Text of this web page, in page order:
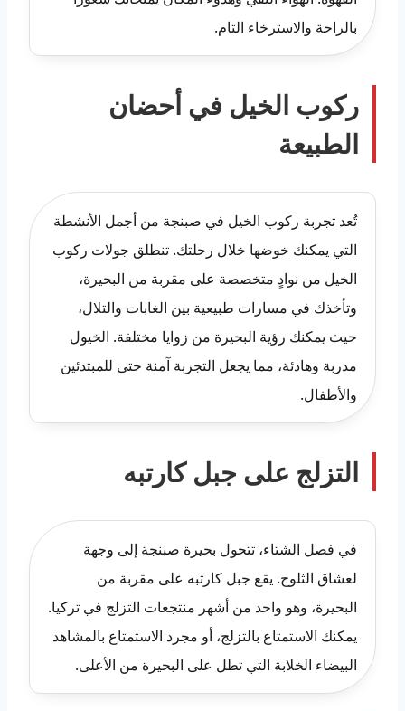
بالراحة والاسترخاء التام.
ركوب الخيل في أحضان
الطبيعة
تُعد تجربة ركوب الخيل في صبنجة من أجمل الأنشطة
التي يمكنك خوضها خلال رحلتك. تنطلق جولات ركوب
الخيل من نوادٍ متخصصة على مقربة من البحيرة،
وتأخذك في مسارات طبيعية بين الغابات والتلال،
حيث يمكنك رؤية البحيرة من زوايا مختلفة. الخيول
مدربة وهادئة، مما يجعل التجربة آمنة حتى للمبتدئين
والأطفال.
التزلج على جبل كارتبه
في فصل الشتاء، تتحول بحيرة صبنجة إلى وجهة
لعشاق الثلوج. يقع جبل كارتبه على مقربة من
البحيرة، وهو واحد من أشهر منتجعات التزلج في تركيا.
يمكنك الاستمتاع بالتزلج، أو مجرد الاستمتاع بالمشاهد
البيضاء الخلابة التي تطل على البحيرة من الأعلى.